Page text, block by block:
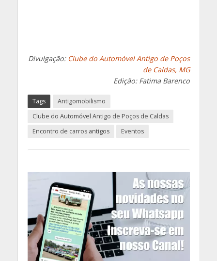
Divulgação: Clube do Automóvel Antigo de Poços
de Caldas, MG
Edição: Fatima Barenco
Tags
Antigomobilismo
Clube do Automóvel Antigo de Poços de Caldas
Encontro de carros antigos
Eventos